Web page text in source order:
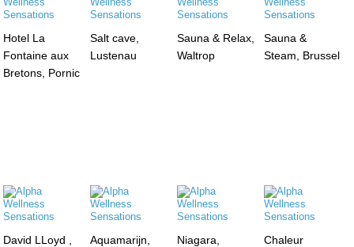
Hotel La
Fontaine aux
Bretons, Pornic
Salt cave,
Lustenau
Sauna & Relax,
Waltrop
Sauna &
Steam, Brussel
David LLoyd ,
Aquamarijn,
Niagara,
Chaleur